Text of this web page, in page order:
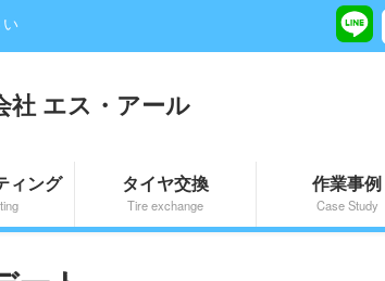
社 エス・アール
ィング タイヤ交換
Tire exchange
作業事例
Case Study